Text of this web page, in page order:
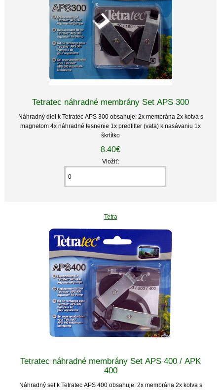
Tetratec náhradné membrány Set APS 300
Náhradný diel k Tetratec APS 300 obsahuje: 2x membrána 2x kotva s
magnetom 4x náhradné tesnenie 1x predfilter (vata) k nasávaniu 1x
škrtítko
8.40€
Vložiť:
Tetra
Tetratec náhradné membrány Set APS 400 / APK
400
Náhradný set k Tetratec APS 400 obsahuje: 2x membrána 2x kotva s